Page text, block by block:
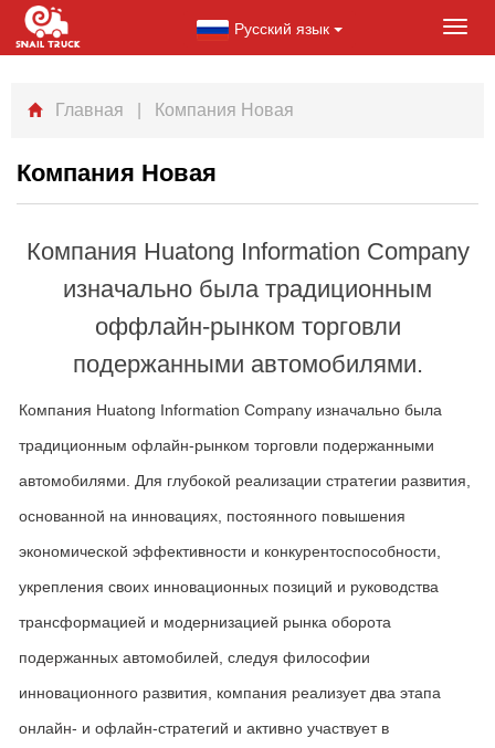
Русский язык
Главная | Компания Новая
Компания Новая
Компания Huatong Information Company
изначально была традиционным
оффлайн-рынком торговли
подержанными автомобилями.
Компания Huatong Information Company изначально была
традиционным офлайн-рынком торговли подержанными
автомобилями. Для глубокой реализации стратегии развития,
основанной на инновациях, постоянного повышения
экономической эффективности и конкурентоспособности,
укрепления своих инновационных позиций и руководства
трансформацией и модернизацией рынка оборота
подержанных автомобилей, следуя философии
инновационного развития, компания реализует два этапа
онлайн- и офлайн-стратегий и активно участвует в